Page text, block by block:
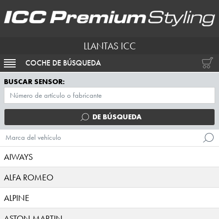
LLANTAS ICC
ACTIVAR NAVEGACIÓN
COCHE DE BÚSQUEDA
BUSCAR SENSOR:
DE BÚSQUEDA
Marca del vehículo
AIWAYS
ALFA ROMEO
ALPINE